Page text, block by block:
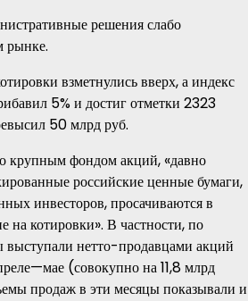
решения слабо
рынке.
взметнулись вверх, а индекс
5% и достиг отметки 2323
50 млрд руб.
крупным фондом акций, «давно
российские ценные бумаги,
инвесторов, просачиваются в
на котировки». В частности, по
нетто-продавцами акций
(совокупно на 11,8 млрд
продаж в эти месяцы показывали и